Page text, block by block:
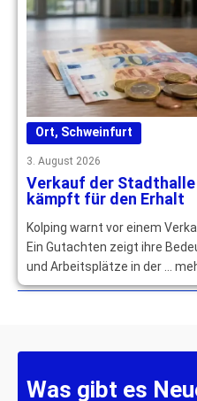
Ort, Schweinfurt
3. August 2026
Verkauf der
kämpft für den Erhalt
Kolping warnt vor einem
Ein Gutachten zeigt ihre
und Arbeitsplätze in der …
Was gibt es